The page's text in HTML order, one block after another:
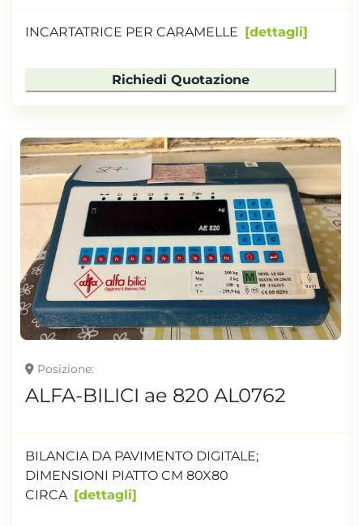
INCARTATRICE PER CARAMELLE dettagli
Richiedi Quotazione
Posizione
ALFA-BILICI ae 820 AL0762
BILANCIA DA PAVIMENTO DIGITALE;
DIMENSIONI PIATTO CM 80X80
CIRCA
dettagli